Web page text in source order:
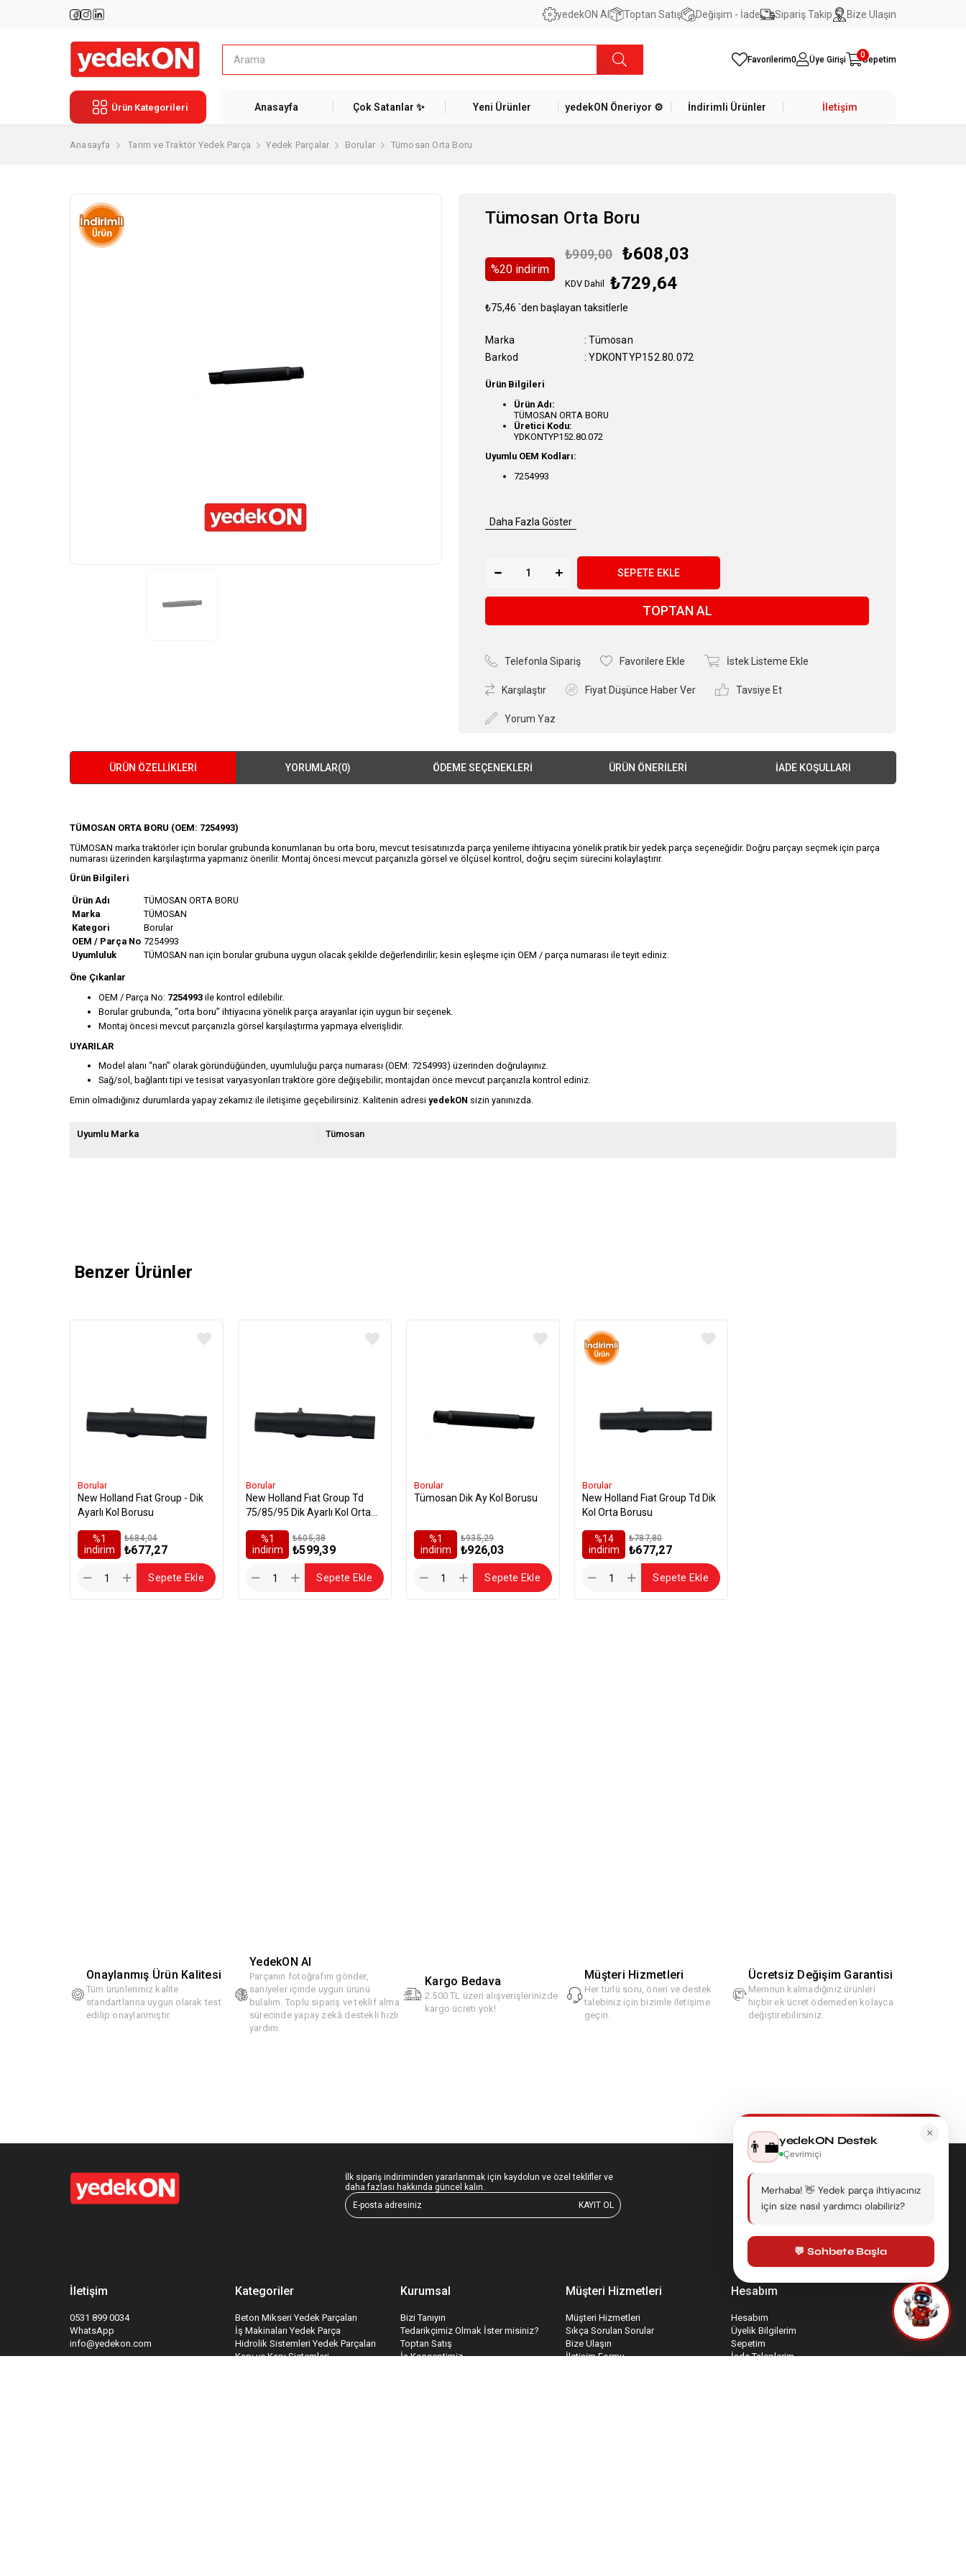
yedekON AI Toptan Satış Değişim - İade Sipariş Takip Bize Ulaşın
Favorilerim0 Üye Girişi Sepetim
0
Ürün Kategorileri Anasayfa Çok Satanlar ✨ Yeni Ürünler yedekON Öneriyor ⚙️ İndirimli Ürünler İletişim
Anasayfa Tarım ve Traktör Yedek Parça Yedek Parçalar Borular Tümosan Orta Boru
Tümosan Orta Boru
%20 i̇ndirim
₺909,00 ₺608,03
KDV Dahil ₺729,64
₺75,46 `den başlayan taksitlerle
Marka : Tümosan
Barkod
: YDKONTYP152.80.072
Ürün Bilgileri
Ürün Adı:
TÜMOSAN ORTA BORU
Üretici Kodu:
YDKONTYP152.80.072
Uyumlu OEM Kodları:
7254993
Daha Fazla Göster
TOPTAN AL
Telefonla Sipariş Favorilere Ekle İstek Listeme Ekle
Karşılaştır Fiyat Düşünce Haber Ver Tavsiye Et
Yorum Yaz
ÜRÜN ÖZELLIKLERI YORUMLAR(0) ÖDEME SEÇENEKLERI ÜRÜN ÖNERILERI İADE KOŞULLARI
TÜMOSAN ORTA BORU (OEM: 7254993)
TÜMOSAN marka traktörler için borular grubunda konumlanan bu orta boru, mevcut tesisatınızda parça yenileme ihtiyacına yönelik pratik bir yedek parça seçeneğidir. Doğru parçayı seçmek için parça
numarası üzerinden karşılaştırma yapmanız önerilir. Montaj öncesi mevcut parçanızla görsel ve ölçüsel kontrol, doğru seçim sürecini kolaylaştırır.
Ürün Bilgileri
Ürün Adı
TÜMOSAN ORTA BORU
Marka
TÜMOSAN
Kategori
Borular
OEM / Parça No 7254993
Uyumluluk
TÜMOSAN nan için borular grubuna uygun olacak şekilde değerlendirilir; kesin eşleşme için OEM / parça numarası ile teyit ediniz.
Öne Çıkanlar
OEM / Parça No: 7254993 ile kontrol edilebilir.
Borular grubunda, “orta boru” ihtiyacına yönelik parça arayanlar için uygun bir seçenek.
Montaj öncesi mevcut parçanızla görsel karşılaştırma yapmaya elverişlidir.
UYARILAR
Model alanı “nan” olarak göründüğünden, uyumluluğu parça numarası (OEM: 7254993) üzerinden doğrulayınız.
Sağ/sol, bağlantı tipi ve tesisat varyasyonları traktöre göre değişebilir; montajdan önce mevcut parçanızla kontrol ediniz.
Emin olmadığınız durumlarda yapay zekamız ile iletişime geçebilirsiniz. Kalitenin adresi yedekON sizin yanınızda.
Uyumlu Marka Tümosan
Benzer Ürünler
Borular
New Holland Fıat Group - Dik
Ayarlı Kol Borusu
%1
i̇ndirim
₺677,27
₺684,04
Sepete Ekle
Borular
New Holland Fıat Group Td
75/85/95 Dik Ayarlı Kol Orta
%1
i̇ndirim
₺599,39
₺605,38
Sepete Ekle
Borular
Tümosan Dik Ay Kol Borusu
%1
i̇ndirim
₺926,03
₺935,29
Sepete Ekle
Borular
New Holland Fıat Group Td Dik
Kol Orta Borusu
%14
i̇ndirim
₺677,27
₺787,80
Sepete Ekle
Onaylanmış Ürün Kalitesi
Tüm ürünlerimiz kalite
standartlarına uygun olarak test
edilip onaylanmıştır.
YedekON AI
Parçanın fotoğrafını gönder,
saniyeler içinde uygun ürünü
bulalım. Toplu sipariş ve teklif alma
sürecinde yapay zekâ destekli hızlı
yardım.
Kargo Bedava
2.500 TL üzeri alışverişlerinizde
kargo ücreti yok!
Müşteri Hizmetleri
Her türlü soru, öneri ve destek
talebiniz için bizimle iletişime
geçin.
Ücretsiz Değişim Garantisi
Memnun kalmadığınız ürünleri
hiçbir ek ücret ödemeden kolayca
değiştirebilirsiniz.
İlk sipariş indiriminden yararlanmak için kaydolun ve özel teklifler ve
daha fazlası hakkında güncel kalın.
KAYIT OL
İletişim
0531 899 0034
WhatsApp
info@yedekon.com
Kategoriler
Beton Mikseri Yedek Parçaları
İş Makinaları Yedek Parça
Hidrolik Sistemleri Yedek Parçaları
Kapı ve Kapı Sistemleri
Kurumsal
Bizi Tanıyın
Tedarikçimiz Olmak İster misiniz?
Toptan Satış
İş Konseptimiz
Müşteri Hizmetleri
Müşteri Hizmetleri
Sıkça Sorulan Sorular
Bize Ulaşın
İletişim Formu
Hesabım
Hesabım
Üyelik Bilgilerim
Sepetim
İade Taleplerim
×
👨‍💼yedekON Destek
Çevrimiçi
Merhaba! 👋 Yedek parça ihtiyacınız
için size nasıl yardımcı olabiliriz?
💬 Sohbete Başla